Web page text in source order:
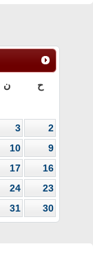
ح ن
2
3
9
10
16
17
23
24
30
31